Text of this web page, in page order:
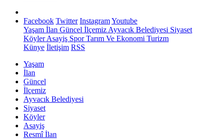
Facebook Twitter InstagramYoutube
Yaşam İlan Güncel İlçemiz Ayvacık Belediyesi Siyaset
KöylerAsayiş SporTarım Ve Ekonomi Turizm
Künye İletişim RSS
Yaşam
İlan
Güncel
İlçemiz
Ayvacık Belediyesi
Siyaset
Köyler
Asayiş
Resmî İlan